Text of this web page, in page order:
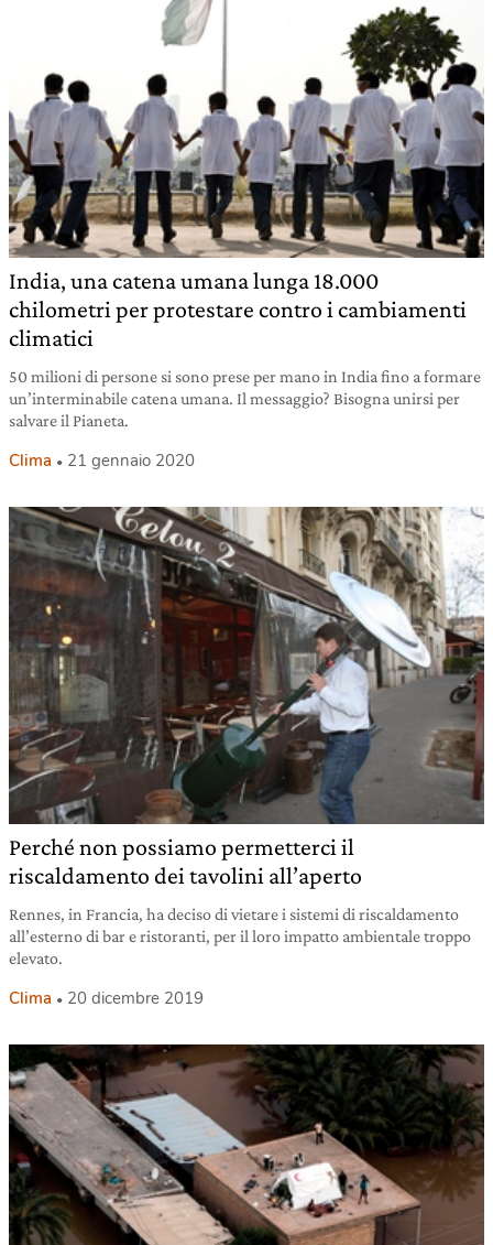
India, una catena umana lunga 18.000
chilometri per protestare contro i cambiamenti
climatici
50 milioni di persone si sono prese per mano in India fino a formare
un’interminabile catena umana. Il messaggio? Bisogna unirsi per
salvare il Pianeta.
Clima 21 gennaio 2020
Perché non possiamo permetterci il
riscaldamento dei tavolini all’aperto
Rennes, in Francia, ha deciso di vietare i sistemi di riscaldamento
all’esterno di bar e ristoranti, per il loro impatto ambientale troppo
elevato.
Clima 20 dicembre 2019